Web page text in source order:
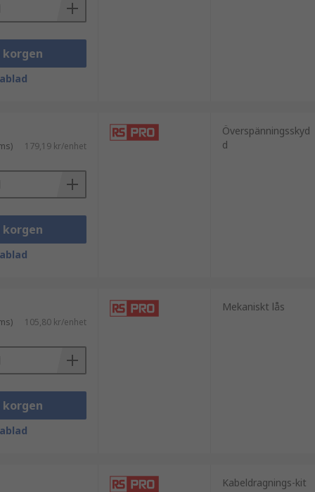
korgen
179,19 kr/enhet
korgen
Överspänningsskyd
d
105,80 kr/enhet
korgen
Mekaniskt lås
Kabeldragnings-kit